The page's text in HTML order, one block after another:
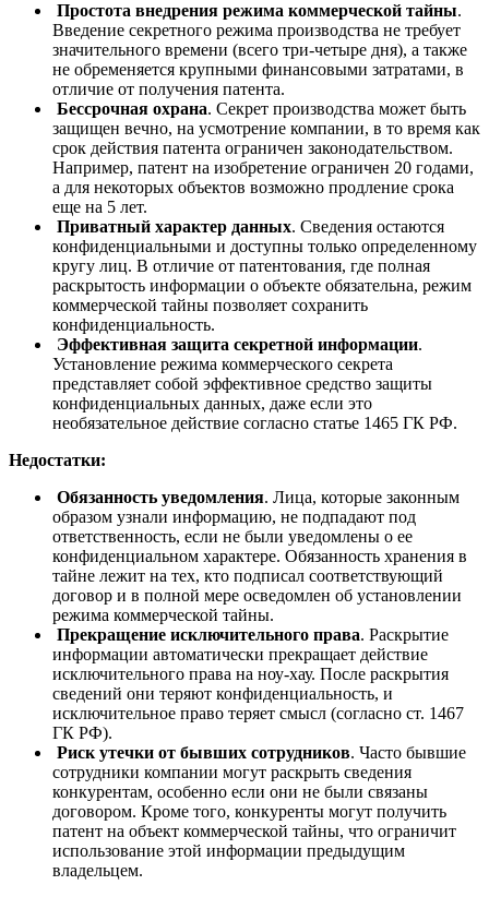
Простота внедрения режима коммерческой тайны.
Введение секретного режима производства не требует
значительного времени (всего три-четыре дня), а также
не обременяется крупными финансовыми затратами, в
отличие от получения патента.
Бессрочная охрана. Секрет производства может быть
защищен вечно, на усмотрение компании, в то время как
срок действия патента ограничен законодательством.
Например, патент на изобретение ограничен 20 годами,
а для некоторых объектов возможно продление срока
еще на 5 лет.
Приватный характер данных. Сведения остаются
конфиденциальными и доступны только определенному
кругу лиц. В отличие от патентования, где полная
раскрытость информации о объекте обязательна, режим
коммерческой тайны позволяет сохранить
конфиденциальность.
Эффективная защита секретной информации.
Установление режима коммерческого секрета
представляет собой эффективное средство защиты
конфиденциальных данных, даже если это
необязательное действие согласно статье 1465 ГК РФ.
Недостатки:
Обязанность уведомления. Лица, которые законным
образом узнали информацию, не подпадают под
ответственность, если не были уведомлены о ее
конфиденциальном характере. Обязанность хранения в
тайне лежит на тех, кто подписал соответствующий
договор и в полной мере осведомлен об установлении
режима коммерческой тайны.
Прекращение исключительного права. Раскрытие
информации автоматически прекращает действие
исключительного права на ноу-хау. После раскрытия
сведений они теряют конфиденциальность, и
исключительное право теряет смысл (согласно ст. 1467
ГК РФ).
Риск утечки от бывших сотрудников. Часто бывшие
сотрудники компании могут раскрыть сведения
конкурентам, особенно если они не были связаны
договором. Кроме того, конкуренты могут получить
патент на объект коммерческой тайны, что ограничит
использование этой информации предыдущим
владельцем.